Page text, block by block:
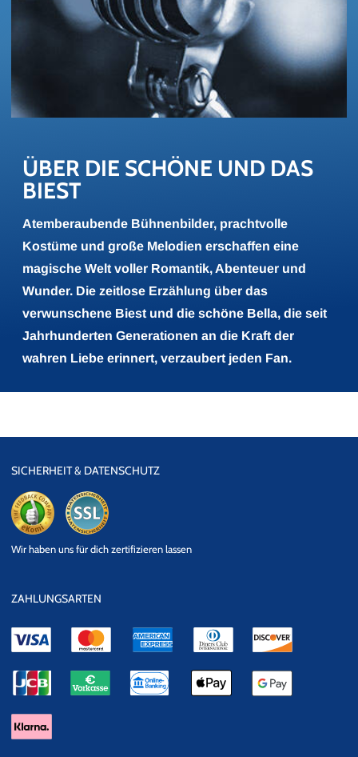
ÜBER DIE SCHÖ­NE UND DAS
BIEST
Atemberaubende Bühnenbilder, prachtvolle
Kostüme und große Melodien erschaffen eine
magische Welt voller Romantik, Abenteuer und
Wunder. Die zeitlose Erzählung über das
verwunschene Biest und die schöne Bella, die seit
Jahrhunderten Generationen an die Kraft der
wahren Liebe erinnert, verzaubert jeden Fan.
SICHERHEIT & DATENSCHUTZ
Datensicherheit
Wir haben uns für dich zertifizieren lassen
ZAHLUNGSARTEN